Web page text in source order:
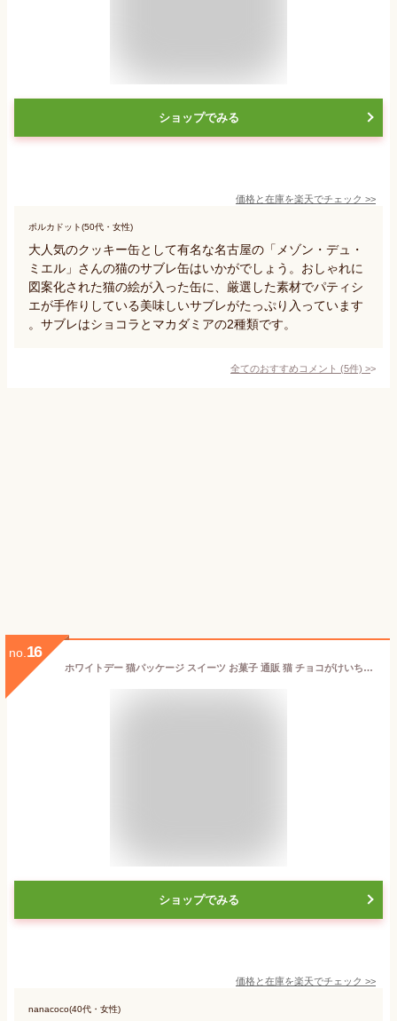
ショップでみる
価格と在庫を楽天でチェック >>
ポルカドット(50代・女性)
大人気のクッキー缶として有名な名古屋の「メゾン・デュ・
ミエル」さんの猫のサブレ缶はいかがでしょう。おしゃれに
図案化された猫の絵が入った缶に、厳選した素材でパティシ
エが手作りしている美味しいサブレがたっぷり入っています
。サブレはショコラとマカダミアの2種類です。
全てのおすすめコメント (5件) >
no. 16
ホワイトデー 猫パッケージ スイーツ お菓子 通販 猫 チョコがけいちご まるごと苺 いちご チョコ ホワイトチョコ 抹茶 コーティング チョコいちご ストロベリー 可愛いスイーツ 可愛いお菓子 ネコ 猫好き プレゼント 手土産 お礼 苺トリュフ 猫スイーツ
ショップでみる
価格と在庫を楽天でチェック >>
nanacoco(40代・女性)